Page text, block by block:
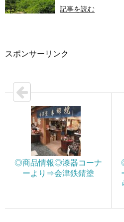
記事を読む
スポンサーリンク
◎商品情報◎漆器コーナ
ーより⇒会津鉄錆塗